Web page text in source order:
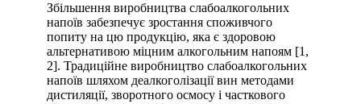
Збільшення виробництва слабоалкогольних
напоїв забезпечує зростання споживчого
попиту на цю продукцію, яка є здоровою
альтернативою міцним алкогольним напоям [1,
2]. Традиційне виробництво слабоалкогольних
напоїв шляхом деалкоголізації вин методами
дистиляції, зворотного осмосу і часткового